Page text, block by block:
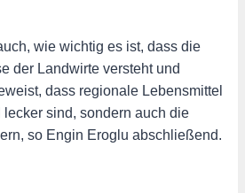
wie wichtig es ist, dass die
der Landwirte versteht und
dass regionale Lebensmittel
sind, sondern auch die
so Engin Eroglu abschließend.